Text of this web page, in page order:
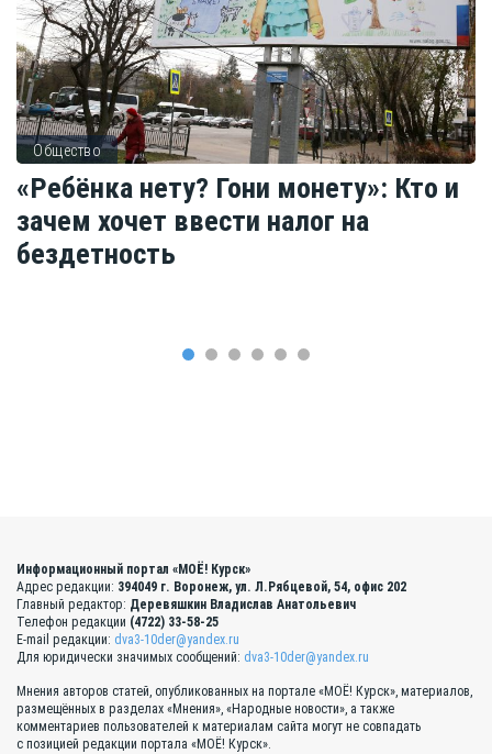
Общество
«Ребёнка нету? Гони монету»: Кто и
зачем хочет ввести налог на
бездетность
Информационный портал «МОЁ! Курск»
Адрес редакции: 394049 г. Воронеж, ул. Л.Рябцевой, 54, офис 202
Главный редактор: Деревяшкин Владислав Анатольевич
Телефон редакции (4722) 33-58-25
E-mail редакции: dva3-10der@yandex.ru
Для юридически значимых сообщений: dva3-10der@yandex.ru
Мнения авторов статей, опубликованных на портале «МОЁ! Курск», материалов,
размещённых в разделах «Мнения», «Народные новости», а также
комментариев пользователей к материалам сайта могут не совпадать
с позицией редакции портала «МОЁ! Курск».